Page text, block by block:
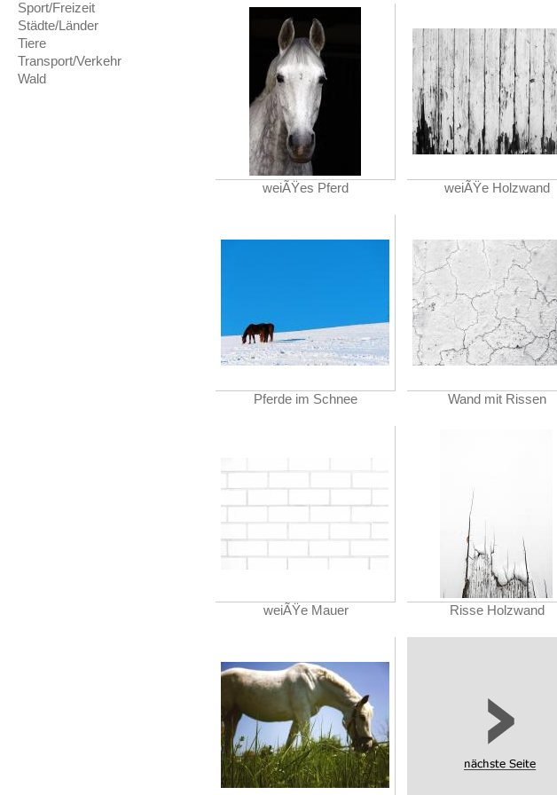
Sport/Freizeit
Städte/Länder
Tiere
Transport/Verkehr
Wald
weiÃŸes Pferd weiÃŸe Holzwand
Pferde im Schnee Wand mit Rissen
weiÃŸe Mauer Risse Holzwand